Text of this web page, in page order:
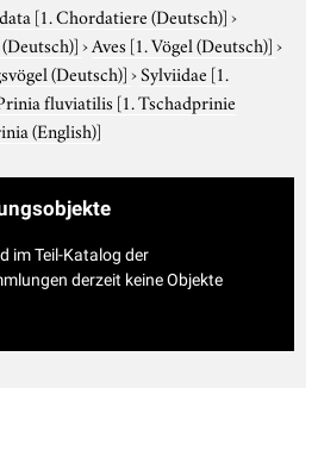
[1. Chordatiere (Deutsch)]›
›Aves [1. Vögel (Deutsch)]›
(Deutsch)]›Sylviidae [1.
fluviatilis [1. Tschadprinie
(English)]
im Teil-Katalog der
derzeit keine Objekte